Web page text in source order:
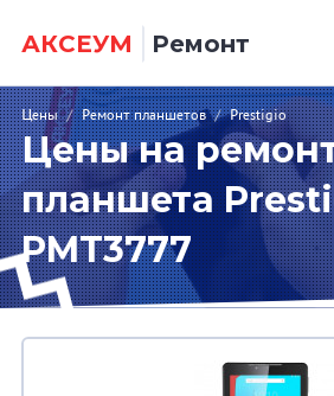
АКСЕУМ Ремонт
Цены / Ремонт планшетов / Prestigio
Цены на
планшета
PMT3777